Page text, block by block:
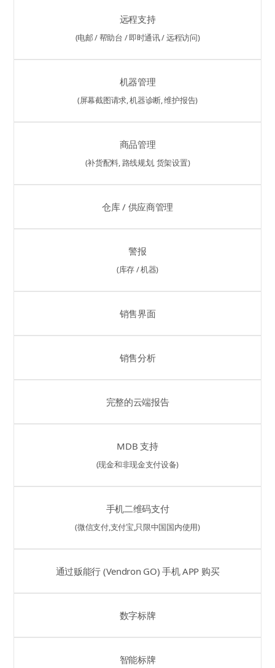
远程支持
(电邮 / 帮助台 / 即时通讯 / 远程访问)
机器管理
(屏幕截图请求, 机器诊断, 维护报告)
商品管理
(补货配料, 路线规划, 货架设置)
仓库 / 供应商管理
警报
(库存 / 机器)
销售界面
销售分析
完整的云端报告
MDB 支持
(现金和非现金支付设备)
手机二维码支付
(微信支付,支付宝,只限中国国内使用)
通过贩能行 (Vendron GO) 手机 APP 购买
数字标牌
智能标牌